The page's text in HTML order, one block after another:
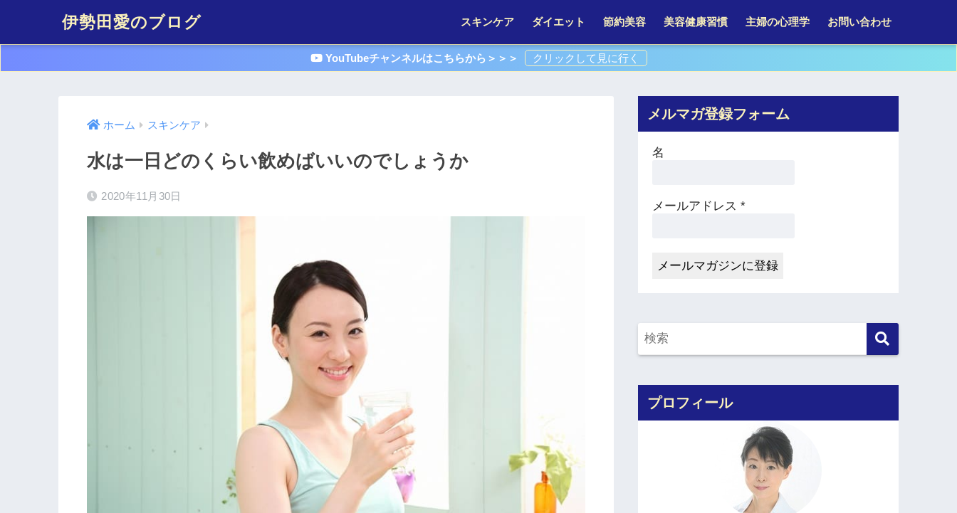
伊勢田愛のブログ スキンケア ダイエット 節約美容 美容健康習慣 主婦の心理学 お問い合わせ
YouTubeチャンネルはこちらから＞＞＞
ホーム スキンケア
水は一日どのくらい飲めばいいのでしょうか
2020年11月30日
メルマガ登録フォーム
名
メールアドレス*
プロフィール